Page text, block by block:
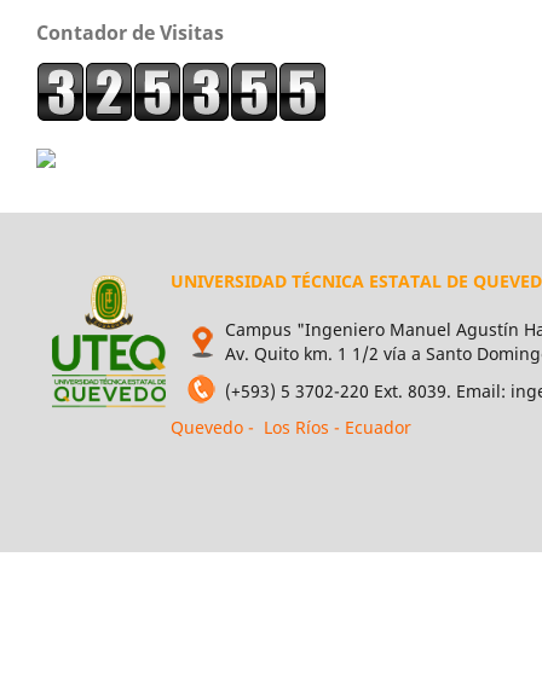
Contador de Visitas
UNIVERSIDAD TÉCNICA ESTATAL DE
Campus "Ingeniero Manuel Agustín
Av. Quito km. 1 1/2 vía a Santo
(+593) 5 3702-220 Ext. 8039. Email:
Quevedo - Los Ríos - Ecuador